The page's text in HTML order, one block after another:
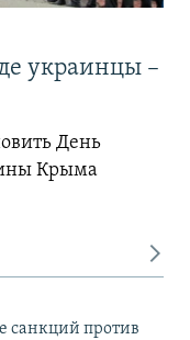
украинцы –
День
Крыма
санкций против